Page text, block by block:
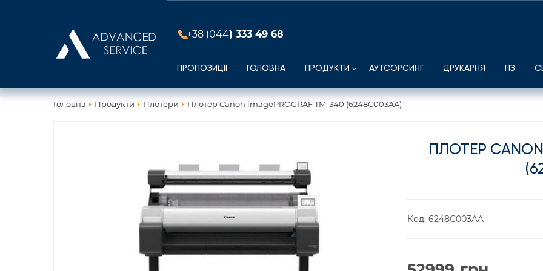
+38 (044) 333 49 68
ПРОПОЗИЦІЇ ГОЛОВНА ПРОДУКТИ АУТСОРСИНГ ДРУКАРНЯ ПЗ
Головна Продукти Плотери Плотер Canon imagePROGRAF TM-340 (6248C003AA)
ПЛОТЕР CANON
Код: 6248C003AA